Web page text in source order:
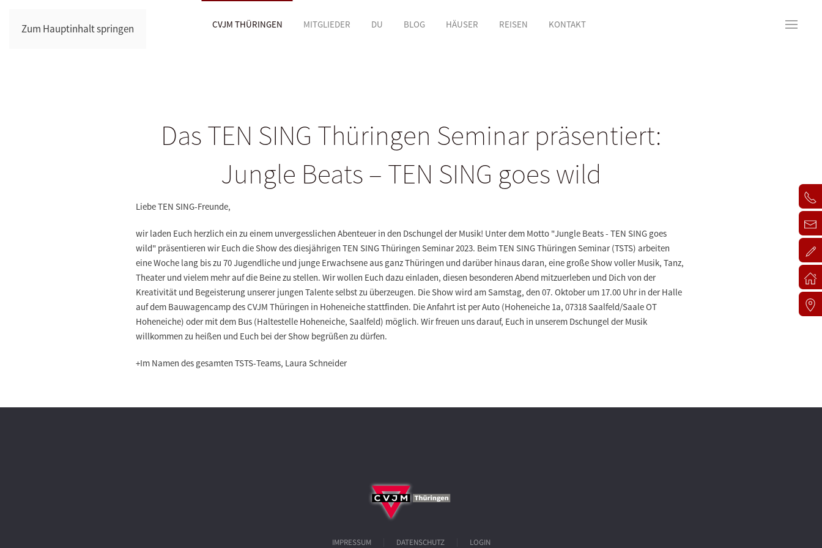
Zum Hauptinhalt springen CVJM THÜRINGEN MITGLIEDER DU BLOG HÄUSER REISEN KONTAKT
Das TEN SING Thüringen Seminar präsentiert:
Jungle Beats – TEN SING goes wild
Liebe TEN SING-Freunde,
wir laden Euch herzlich ein zu einem unvergesslichen Abenteuer in den Dschungel der Musik! Unter dem Motto "Jungle Beats - TEN SING goes
wild" präsentieren wir Euch die Show des diesjährigen TEN SING Thüringen Seminar 2023. Beim TEN SING Thüringen Seminar (TSTS) arbeiten
eine Woche lang bis zu 70 Jugendliche und junge Erwachsene aus ganz Thüringen und darüber hinaus daran, eine große Show voller Musik, Tanz,
Theater und vielem mehr auf die Beine zu stellen. Wir wollen Euch dazu einladen, diesen besonderen Abend mitzuerleben und Dich von der
Kreativität und Begeisterung unserer jungen Talente selbst zu überzeugen. Die Show wird am Samstag, den 07. Oktober um 17.00 Uhr in der Halle
auf dem Bauwagencamp des CVJM Thüringen in Hoheneiche stattfinden. Die Anfahrt ist per Auto (Hoheneiche 1a, 07318 Saalfeld/Saale OT
Hoheneiche) oder mit dem Bus (Haltestelle Hoheneiche, Saalfeld) möglich. Wir freuen uns darauf, Euch in unserem Dschungel der Musik
willkommen zu heißen und Euch bei der Show begrüßen zu dürfen.
+Im Namen des gesamten TSTS-Teams, Laura Schneider
IMPRESSUM DATENSCHUTZ LOGIN